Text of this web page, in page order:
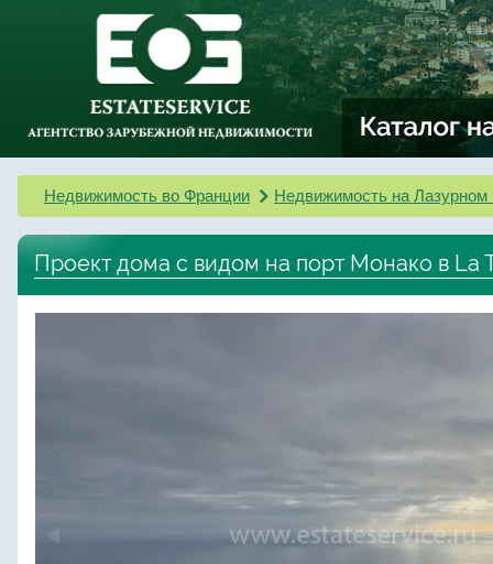
Недвижимость во Франции Недвижимость на Лазурном
Проект дома с видом на порт Монако в La